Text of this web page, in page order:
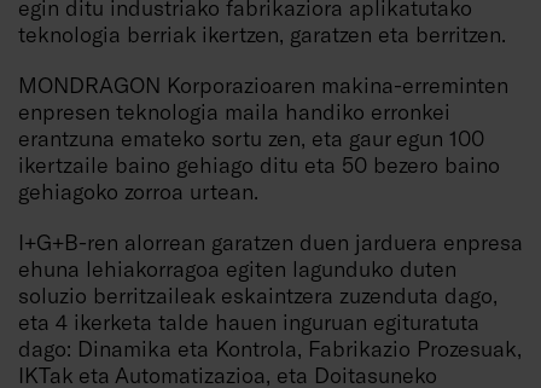
egin ditu industriako fabrikaziora aplikatutako
teknologia berriak ikertzen, garatzen eta berritzen.
MONDRAGON Korporazioaren makina-erreminten
enpresen teknologia maila handiko erronkei
erantzuna emateko sortu zen, eta gaur egun 100
ikertzaile baino gehiago ditu eta 50 bezero baino
gehiagoko zorroa urtean.
I+G+B-ren alorrean garatzen duen jarduera enpresa
ehuna lehiakorragoa egiten lagunduko duten
soluzio berritzaileak eskaintzera zuzenduta dago,
eta 4 ikerketa talde hauen inguruan egituratuta
dago: Dinamika eta Kontrola, Fabrikazio Prozesuak,
IKTak eta Automatizazioa, eta Doitasuneko